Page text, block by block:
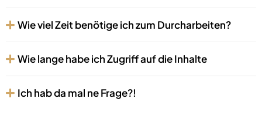
Wie viel Zeit benötige ich zum Durcharbeiten?
Wie lange habe ich Zugriff auf die Inhalte
Ich hab da mal ne Frage?!